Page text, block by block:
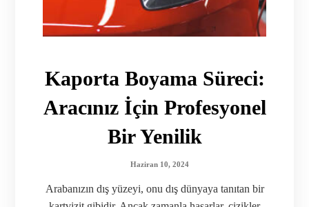
Kaporta Boyama Süreci:
Aracınız İçin Profesyonel
Bir Yenilik
Haziran 10, 2024
Arabanızın dış yüzeyi, onu dış dünyaya tanıtan bir